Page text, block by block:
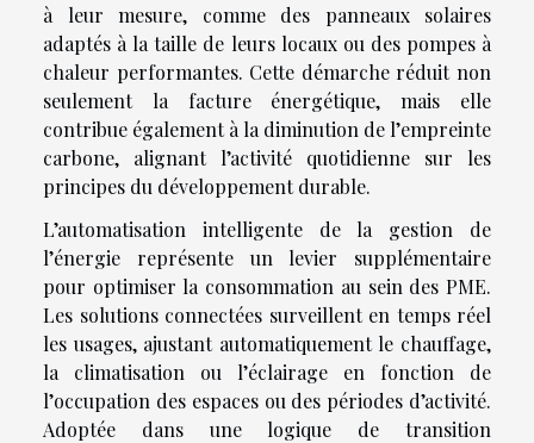
à leur mesure, comme des panneaux solaires
adaptés à la taille de leurs locaux ou des pompes à
chaleur performantes. Cette démarche réduit non
seulement la facture énergétique, mais elle
contribue également à la diminution de l’empreinte
carbone, alignant l’activité quotidienne sur les
principes du développement durable.
L’automatisation intelligente de la gestion de
l’énergie représente un levier supplémentaire
pour optimiser la consommation au sein des PME.
Les solutions connectées surveillent en temps réel
les usages, ajustant automatiquement le chauffage,
la climatisation ou l’éclairage en fonction de
l’occupation des espaces ou des périodes d’activité.
Adoptée dans une logique de transition